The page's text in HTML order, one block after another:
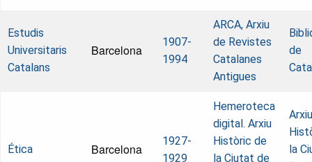
Estudis
Universitaris
Catalans
Barcelona
1907-
1994
ARCA, Arxiu
de Revistes
Catalanes
Antigues
de
Ética Barcelona
1927-
1929
Hemeroteca
digital. Arxiu
Històric de
la Ciutat de
Arxiu
la